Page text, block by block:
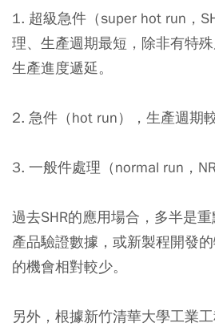
1. 超級急件（super hot run，
理、生產週期最短，除非有特
生產進度遞延。
2. 急件（hot run），生產週期
3. 一般件處理（normal run，
過去SHR的應用場合，多半是重
產品驗證數據，或新製程開發
的機會相對較少。
另外，根據新竹清華大學工業